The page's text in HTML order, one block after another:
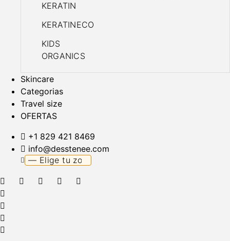
KERATIN
KERATINECO
KIDS
ORGANICS
Skincare
Categorias
Travel size
OFERTAS
+1 829 421 8469
info@desstenee.com